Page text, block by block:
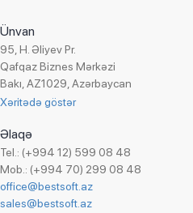
Sahə:
Tətbiq olunma tarixi:
Layihə rəhbəri: Akçurin Tahir
Ünvan
95, H. Əliyev Pr.
Qafqaz Biznes Mərkəzi
Bakı, AZ1029, Azərbaycan
Xəritədə göstər
Əlaqə
Tel.: (+994 12) 599 08 48
Mob.: (+994 70) 299 08 48
office@bestsoft.az
sales@bestsoft.az